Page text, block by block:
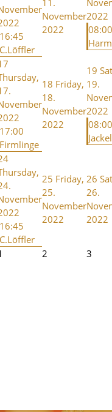
16:45
C.Löffler
November
2022
2022
08:00
17:00
Firmlinge
18 Friday,
18.
November
2022
19
19.
2022
Jackel
16:45
C.Löffler
25 Friday,
25.
November
2022
26
26.
2022
2 3